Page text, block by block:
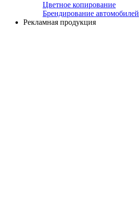
Цветное копирование
Брендирование автомобилей
Рекламная продукция